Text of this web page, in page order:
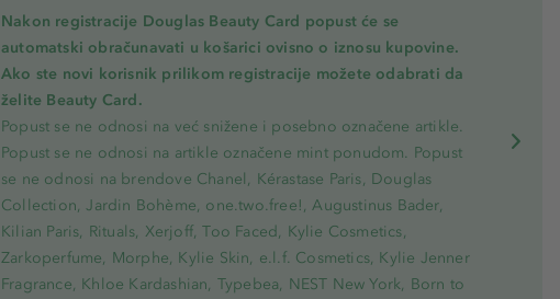
Nakon registracije Douglas Beauty Card popust će se
automatski obračunavati u košarici ovisno o iznosu kupovine.
Ako ste novi korisnik prilikom registracije možete odabrati da
želite Beauty Card.
Popust se ne odnosi na već snižene i posebno označene artikle.
Popust se ne odnosi na artikle označene mint ponudom. Popust
se ne odnosi na brendove Chanel, Kérastase Paris, Douglas
Collection, Jardin Bohème, one.two.free!, Augustinus Bader,
Kilian Paris, Rituals, Xerjoff, Too Faced, Kylie Cosmetics,
Zarkoperfume, Morphe, Kylie Skin, e.l.f. Cosmetics, Kylie Jenner
Fragrance, Khloe Kardashian, Typebea, NEST New York, Born to